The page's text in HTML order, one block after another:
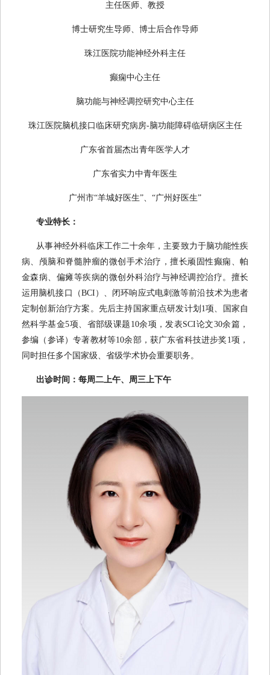
主任医师、教授
博士研究生导师、博士后合作导师
珠江医院功能神经外科主任
癫痫中心主任
脑功能与神经调控研究中心主任
珠江医院脑机接口临床研究病房-脑功能障碍临研病区主任
广东省首届杰出青年医学人才
广东省实力中青年医生
广州市“羊城好医生”、“广州好医生”
专业特长：
从事神经外科临床工作二十余年，主要致力于脑功能性疾
病、颅脑和脊髓肿瘤的微创手术治疗，擅长顽固性癫痫、帕
金森病、偏瘫等疾病的微创外科治疗与神经调控治疗。擅长
运用脑机接口（BCI）、闭环响应式电刺激等前沿技术为患者
定制创新治疗方案。先后主持国家重点研发计划1项、国家自
然科学基金5项、省部级课题10余项，发表SCI论文30余篇，
参编（参译）专著教材等10余部，获广东省科技进步奖1项，
同时担任多个国家级、省级学术协会重要职务。
出诊时间：每周二上午、周三上下午